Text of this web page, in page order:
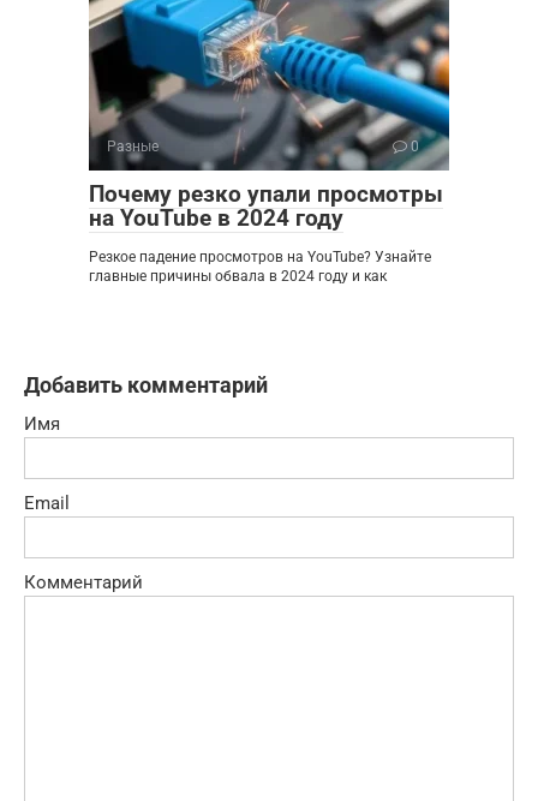
Разные 0
Почему резко упали просмотры
на YouTube в 2024 году
Резкое падение просмотров на YouTube? Узнайте
главные причины обвала в 2024 году и как
Добавить комментарий
Имя
Email
Комментарий